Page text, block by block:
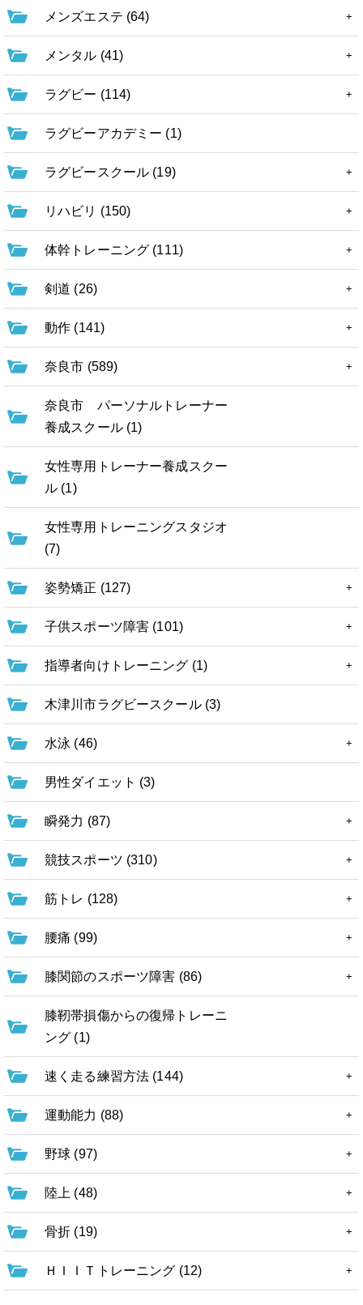
メンズエステ (64)
メンタル (41)
ラグビー (114)
ラグビーアカデミー (1)
ラグビースクール (19)
リハビリ (150)
体幹トレーニング (111)
剣道 (26)
動作 (141)
奈良市 (589)
奈良市 パーソナルトレーナー
養成スクール (1)
女性専用トレーナー養成スクー
ル (1)
女性専用トレーニングスタジオ
(7)
姿勢矯正 (127)
子供スポーツ障害 (101)
指導者向けトレーニング (1)
木津川市ラグビースクール (3)
水泳 (46)
男性ダイエット (3)
瞬発力 (87)
競技スポーツ (310)
筋トレ (128)
腰痛 (99)
膝関節のスポーツ障害 (86)
膝靭帯損傷からの復帰トレーニ
ング (1)
速く走る練習方法 (144)
運動能力 (88)
野球 (97)
陸上 (48)
骨折 (19)
ＨＩＩＴトレーニング (12)